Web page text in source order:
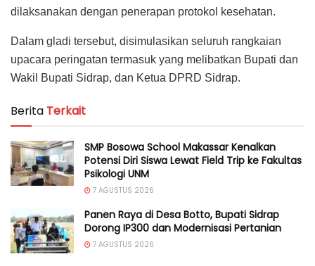
dilaksanakan dengan penerapan protokol kesehatan.
Dalam gladi tersebut, disimulasikan seluruh rangkaian
upacara peringatan termasuk yang melibatkan Bupati dan
Wakil Bupati Sidrap, dan Ketua DPRD Sidrap.
Berita Terkait
SMP Bosowa School Makassar Kenalkan
Potensi Diri Siswa Lewat Field Trip ke Fakultas
Psikologi UNM
7 AGUSTUS 2026
Panen Raya di Desa Botto, Bupati Sidrap
Dorong IP300 dan Modernisasi Pertanian
7 AGUSTUS 2026